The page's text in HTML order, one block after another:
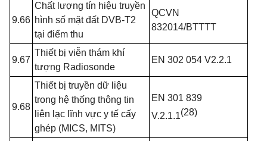
9.66
Chất lượng tín hiệu truyền
hình số mặt đất DVB-T2
tại điểm thu
QCVN
832014/BTTTT
9.67
Thiết bị viễn thám khí
tượng Radiosonde
EN 302 054 V2.2.1
9.68
Thiết bị truyền dữ liệu
trong hệ thống thông tin
liên lạc lĩnh vực y tế cấy
ghép (MICS, MITS)
EN 301 839
V.2.1.1(28)